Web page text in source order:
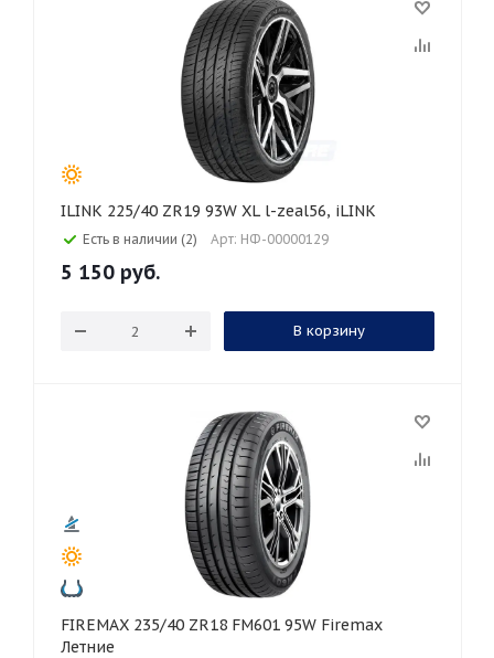
ILINK 225/40 ZR19 93W XL l-zeal56, iLINK
Есть в наличии (2) Арт: НФ-00000129
5 150 руб.
В корзину
FIREMAX 235/40 ZR18 FM601 95W Firemax
Летние